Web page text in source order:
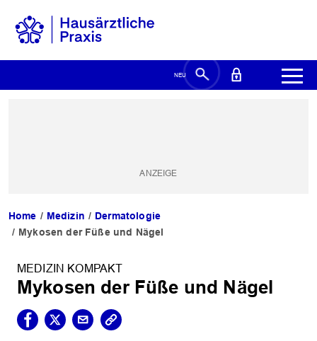
Home Medizin
Dermatologie
Mykosen der Füße und Nägel
MEDIZIN KOMPAKT
Mykosen der Füße und Nägel